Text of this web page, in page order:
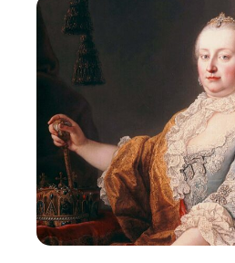
é
v
f
o
r
d
i
m
t
é
s
a